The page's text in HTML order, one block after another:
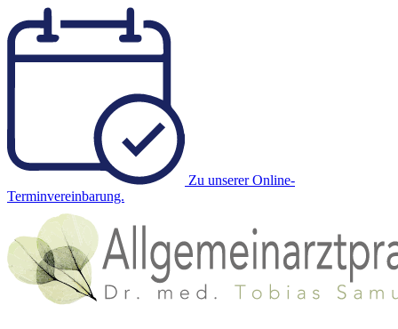
Zu unserer Online-
Terminvereinbarung.